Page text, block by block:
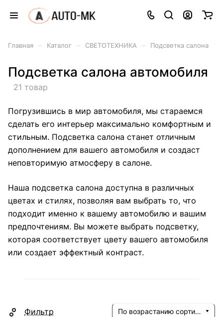
Главная Каталог СВЕТОТЕХНИКА Подсветка салона
Подсветка салона автомобиля
21 товар
Погрузившись в мир автомобиля, мы стараемся
сделать его интерьер максимально комфортным и
стильным. Подсветка салона станет отличным
дополнением для вашего автомобиля и создаст
неповторимую атмосферу в салоне.
Наша подсветка салона доступна в различных
цветах и стилях, позволяя вам выбрать то, что
подходит именно к вашему автомобилю и вашим
предпочтениям. Вы можете выбрать подсветку,
которая соответствует цвету вашего автомобиля
или создает эффектный контраст.
Фильтр По возрастанию сортировки